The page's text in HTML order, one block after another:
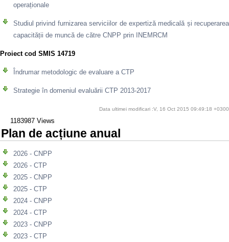
operaționale
Studiul privind furnizarea serviciilor de expertiză medicală și recuperarea
capacității de muncă de către CNPP prin INEMRCM
Proiect cod SMIS 14719
Îndrumar metodologic de evaluare a CTP
Strategie în domeniul evaluării CTP 2013-2017
Data ultimei modificari :V, 16 Oct 2015 09:49:18 +0300
1183987 Views
Plan de acțiune anual
2026 - CNPP
2026 - CTP
2025 - CNPP
2025 - CTP
2024 - CNPP
2024 - CTP
2023 - CNPP
2023 - CTP